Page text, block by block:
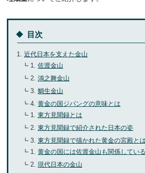
0120-954-
メール査定はこち
目次
近代日本を支えた金山
佐渡金山
鴻之舞金山
鯛生金山
黄金の国ジパングの意味とは
東方見聞録とは
東方見聞録で紹介された日本の姿
東方見聞録で描かれた黄金の宮殿とは
黄金の国には佐渡金山も関係してい
現代日本の金山